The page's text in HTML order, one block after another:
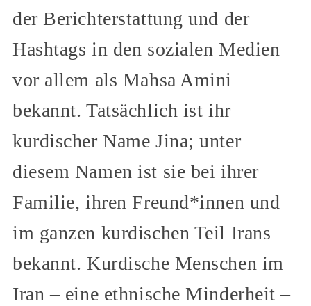
der Berichterstattung und der
Hashtags in den sozialen Medien
vor allem als Mahsa Amini
bekannt. Tatsächlich ist ihr
kurdischer Name Jina; unter
diesem Namen ist sie bei ihrer
Familie, ihren Freund*innen und
im ganzen kurdischen Teil Irans
bekannt. Kurdische Menschen im
Iran – eine ethnische Minderheit –